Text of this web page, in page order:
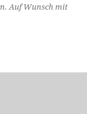
Auf Wunsch mit